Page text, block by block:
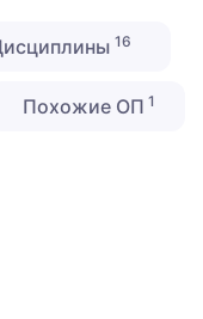
16
Похожие ОП 1